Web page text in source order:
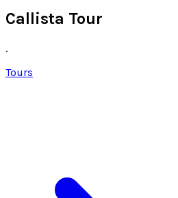
Callista Tour
.
Tours